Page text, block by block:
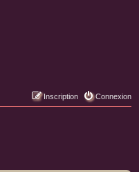
Connexion
Inscription